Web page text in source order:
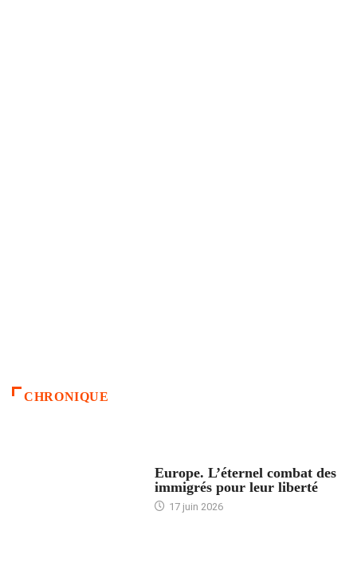
CHRONIQUE
Europe. L’éternel combat des
immigrés pour leur liberté
17 juin 2026